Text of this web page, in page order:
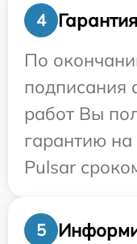
4
Гарантия
По
подписания
работ Вы
гарантию на
Pulsar
5